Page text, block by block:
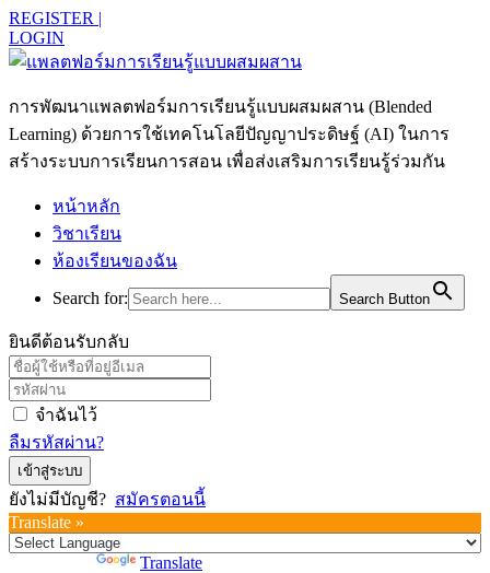
REGISTER |
LOGIN
การพัฒนาแพลตฟอร์มการเรียนรู้แบบผสมผสาน (Blended
Learning) ด้วยการใช้เทคโนโลยีปัญญาประดิษฐ์ (AI) ในการ
สร้างระบบการเรียนการสอน เพื่อส่งเสริมการเรียนรู้ร่วมกัน
หน้าหลัก
วิชาเรียน
ห้องเรียนของฉัน
Search for:
Search Button
ยินดีต้อนรับกลับ
จำฉันไว้
ลืมรหัสผ่าน?
เข้าสู่ระบบ
ยังไม่มีบัญชี? สมัครตอนนี้
Translate »
Translate